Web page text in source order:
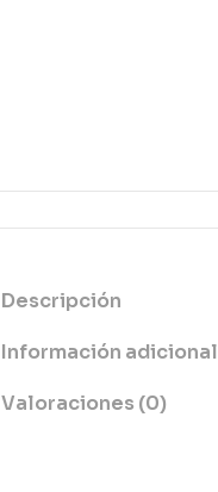
Descripción
Información adicional
Valoraciones (0)